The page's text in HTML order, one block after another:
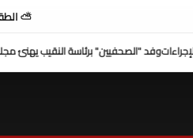
⛅
شكري عازريهنئ مجلس "نادي قضاة مصر"